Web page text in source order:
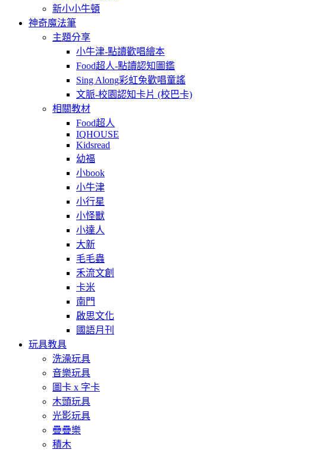
新小小牛頓
神奇魔法筆
主題分享
小牛津-點讀歡唱繪本
Food超人-點讀認知圖鑑
Sing Along彩虹兔歡唱童謠
文脈-校園認知卡片 (校巴卡)
相關教材
Food超人
IQHOUSE
Kidsread
幼福
小book
小牛津
小行星
小怪獸
小達人
大新
毛毛蟲
禾流文創
卡米
南門
啟思文化
國語月刊
玩具教具
洗澡玩具
音樂玩具
圖卡 x 字卡
木頭玩具
光影玩具
疊疊樂
積木